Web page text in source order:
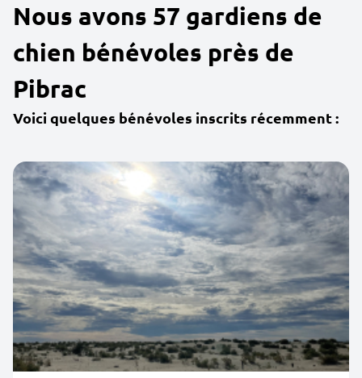
Nous avons 57 gardiens de
chien bénévoles près de
Pibrac
Voici quelques bénévoles inscrits récemment :